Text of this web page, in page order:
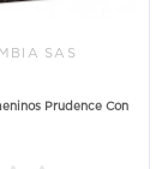
SAS
Prudence Con